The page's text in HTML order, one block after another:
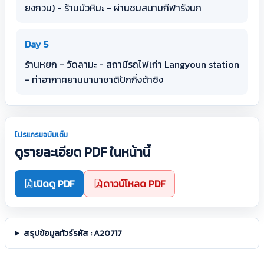
ยงกวน) - ร้านบัวหิมะ - ผ่านชมสนามกีฬารังนก
Day 5
ร้านหยก - วัดลามะ - สถานีรถไฟเก่า Langyoun station
- ท่าอากาศยานนานาชาติปักกิ่งต้าซิง
โปรแกรมฉบับเต็ม
ดูรายละเอียด PDF ในหน้านี้
เปิดดู PDF ดาวน์โหลด PDF
สรุปข้อมูลทัวร์รหัส : A20717